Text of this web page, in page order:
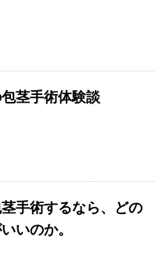
茎手術体験談
手術するなら、どの
いのか。